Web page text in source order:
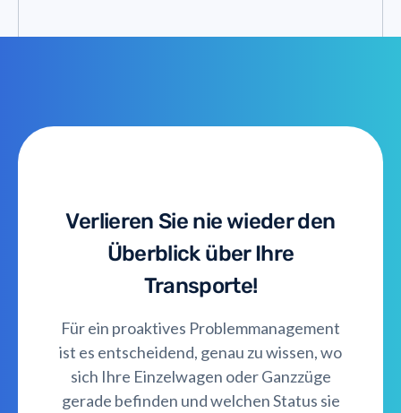
Verlieren Sie nie wieder den
Überblick über Ihre
Transporte!
Für ein proaktives Problemmanagement
ist es entscheidend, genau zu wissen, wo
sich Ihre Einzelwagen oder Ganzzüge
gerade befinden und welchen Status sie